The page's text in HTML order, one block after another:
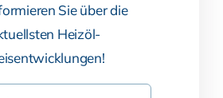
Sie über die
Heizöl-